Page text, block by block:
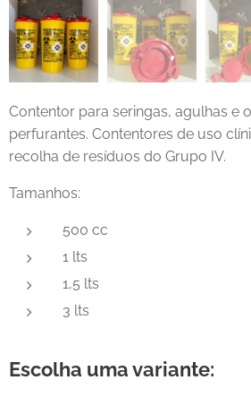
Contentor para seringas, agulhas e
perfurantes. Contentores de uso
recolha de resíduos do Grupo IV.
Tamanhos:
500 cc
1 lts
1,5 lts
3 lts
Escolha uma variante: